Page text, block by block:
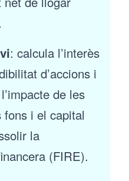
: calcula l’interès
d’accions i
de les
i el capital
la
(FIRE).